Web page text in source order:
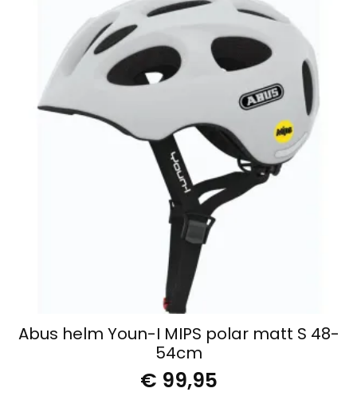
Abus helm Youn-I MIPS polar matt S 48-
54cm
€ 99,95